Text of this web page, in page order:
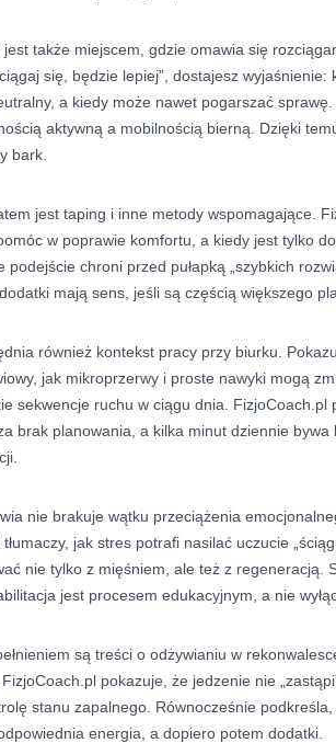
jest także miejscem, gdzie omawia się
się, będzie lepiej”, dostajesz
a kiedy może nawet pogarszać
aktywną a mobilnością bierną. Dzięki
bark.
jest taping i inne metody wspomagające.
w poprawie komfortu, a kiedy jest tylko
podejście chroni przed pułapką „szybkich
mają sens, jeśli są częścią większego
również kontekst pracy przy biurku.
jak mikroprzerwy i proste nawyki mogą
sekwencje ruchu w ciągu dnia. FizjoCoach.pl
brak planowania, a kilka minut dziennie
nie brakuje wątku przeciążenia
jak stres potrafi nasilać uczucie
nie tylko z mięśniem, ale też z regeneracją.
jest procesem edukacyjnym, a nie
są treści o odżywianiu w
FizjoCoach.pl pokazuje, że jedzenie nie
stanu zapalnego. Równocześnie
energia, a dopiero potem dodatki.